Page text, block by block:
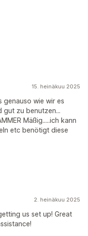
15. heinäkuu 2025
genauso wie wir es
gut zu benutzen...
Mäßig.....ich kann
etc benötigt diese
2. heinäkuu 2025
us set up! Great